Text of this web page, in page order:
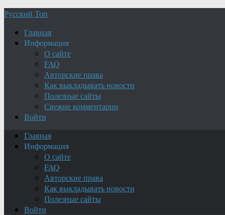
Русский Топ
Главная
Информация
О сайте
FAQ
Авторские права
Как выкладывать новости
Полезные сайты
Свежие комментарии
Войти
Главная
Информация
О сайте
FAQ
Авторские права
Как выкладывать новости
Полезные сайты
Войти